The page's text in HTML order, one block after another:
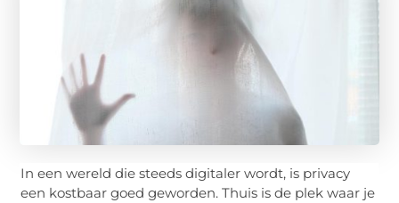
In een wereld die steeds digitaler wordt, is privacy
een kostbaar goed geworden. Thuis is de plek waar je